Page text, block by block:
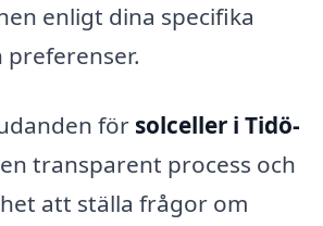
enligt dina specifika
preferenser.
för solceller i Tidö-
transparent process och
att ställa frågor om